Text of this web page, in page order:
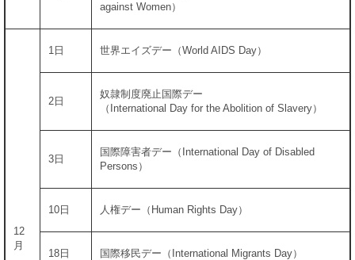
against Women）
12
月
1日 世界エイズデー（World AIDS Day）
2日
奴隷制度廃止国際デー
（International Day for the Abolition of Slavery）
3日
国際障害者デー（International Day of Disabled
Persons）
10日 人権デー（Human Rights Day）
18日 国際移民デー（International Migrants Day）